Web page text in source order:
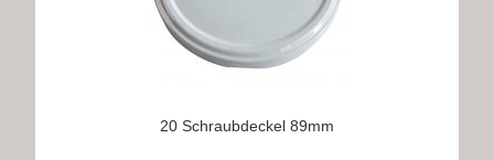
20 Schraubdeckel 89mm